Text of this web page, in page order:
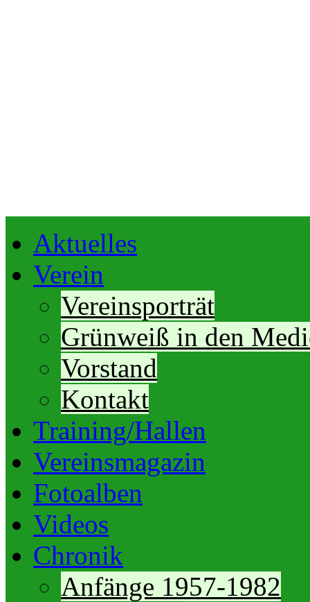
Aktuelles
Verein
Vereinsporträt
Grünweiß in den
Vorstand
Kontakt
Training/Hallen
Vereinsmagazin
Fotoalben
Videos
Chronik
Anfänge 1957-1982